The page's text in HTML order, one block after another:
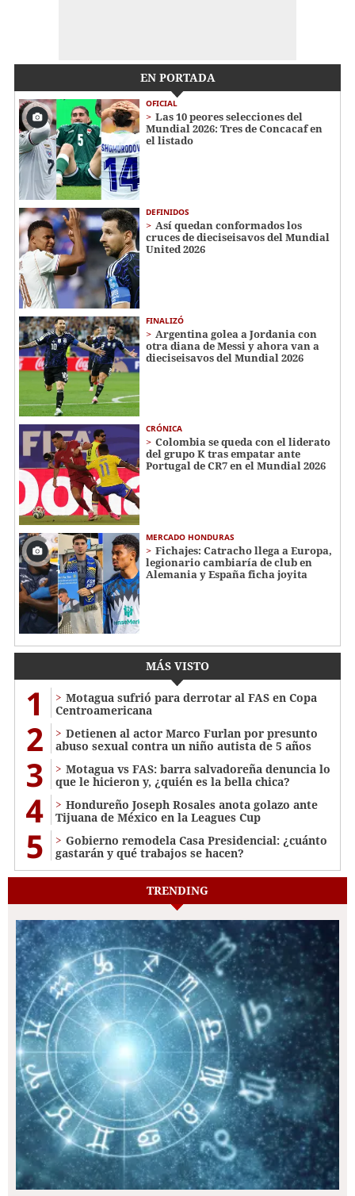
EN PORTADA
OFICIAL
Las 10 peores selecciones del
Mundial 2026: Tres de Concacaf en
el listado
DEFINIDOS
Así quedan conformados los
cruces de dieciseisavos del Mundial
United 2026
FINALIZÓ
Argentina golea a Jordania con
otra diana de Messi y ahora van a
dieciseisavos del Mundial 2026
CRÓNICA
Colombia se queda con el liderato
del grupo K tras empatar ante
Portugal de CR7 en el Mundial 2026
MERCADO HONDURAS
Fichajes: Catracho llega a Europa,
legionario cambiaría de club en
Alemania y España ficha joyita
MÁS VISTO
1
Motagua sufrió para derrotar al FAS en Copa
Centroamericana
2
Detienen al actor Marco Furlan por presunto
abuso sexual contra un niño autista de 5 años
3
Motagua vs FAS: barra salvadoreña denuncia lo
que le hicieron y, ¿quién es la bella chica?
4
Hondureño Joseph Rosales anota golazo ante
Tijuana de México en la Leagues Cup
5
Gobierno remodela Casa Presidencial: ¿cuánto
gastarán y qué trabajos se hacen?
TRENDING